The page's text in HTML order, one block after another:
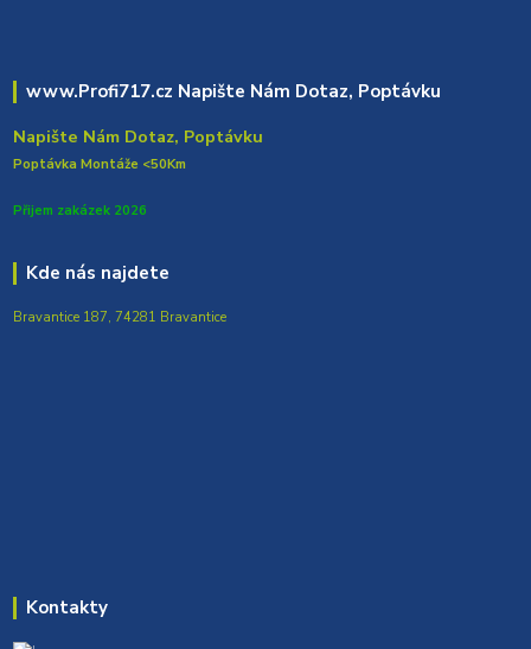
www.Profi717.cz Napište Nám Dotaz, Poptávku
Napište Nám Dotaz, Poptávku
Poptávka Montáže <50Km
Přijem zakázek 2026
Kde nás najdete
Bravantice 187, 74281 Bravantice
Kontakty